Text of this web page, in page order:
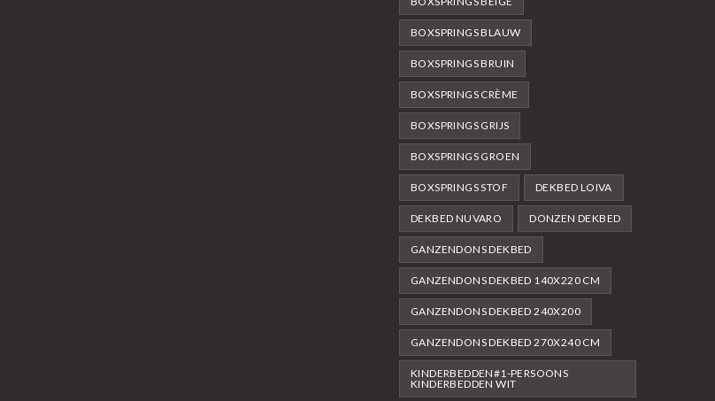
BOXSPRINGS BLAUW
BOXSPRINGS BRUIN
BOXSPRINGS CRÈME
BOXSPRINGS GRIJS
BOXSPRINGS GROEN
BOXSPRINGS STOF DEKBED LOIVA
DEKBED NUVARO DONZEN DEKBED
GANZENDONS DEKBED
GANZENDONS DEKBED 140X220 CM
GANZENDONS DEKBED 240X200
GANZENDONS DEKBED 270X240 CM
KINDERBEDDEN#1-PERSOONS
KINDERBEDDEN WIT